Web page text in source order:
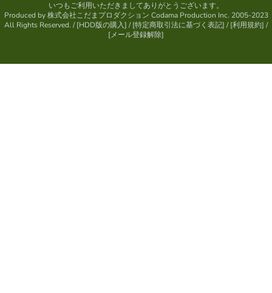
いつもご利用いただきましてありがとうございます。
Produced by株式会社こだまプロダクション Codama Production Inc. 2005-2023
All Rights Reserved. / [HDD版の購入] / [特定商取引法に基づく表記] / [利用規約] /
[メール登録解除]